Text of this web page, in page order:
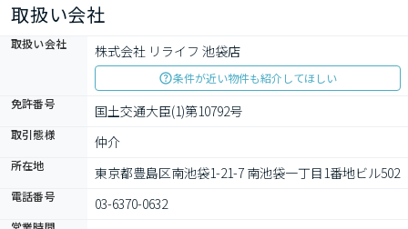
取扱い会社
取扱い会社 株式会社 リライフ 池袋店
条件が近い物件も紹介してほしい
免許番号
国土交通大臣(1)第10792号
取引態様 仲介
所在地 東京都豊島区南池袋1-21-7 南池袋一丁目1番地ビル502
電話番号 03-6370-0632